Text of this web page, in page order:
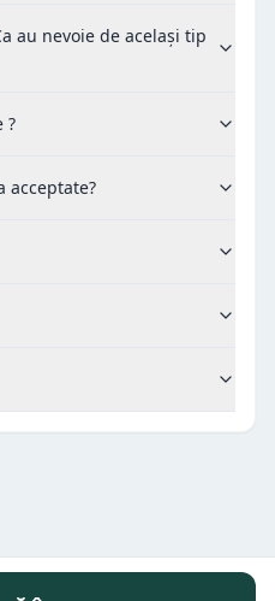
au nevoie de același tip
?
acceptate?